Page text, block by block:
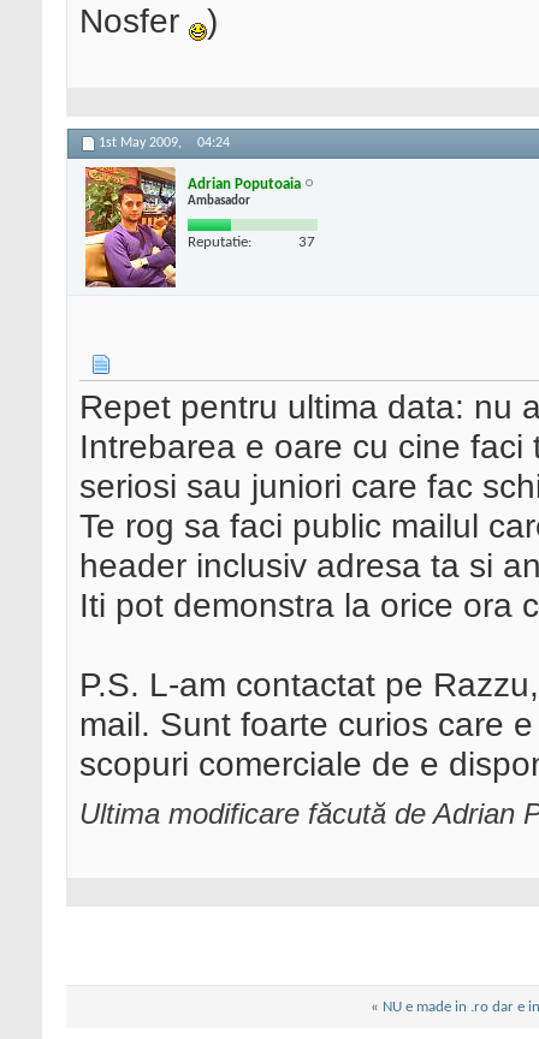
Nosfer )
1st May 2009, 04:24
Adrian Poputoaia
Ambasador
Reputatie: 37
Repet pentru ultima data: nu
Intrebarea e oare cu cine
seriosi sau juniori care fac
Te rog sa faci public mailul
header inclusiv adresa ta si
Iti pot demonstra la orice ora
P.S. L-am contactat pe
mail. Sunt foarte curios care
scopuri comerciale de e
Ultima modificare făcută de Adrian
« NU e made in .ro dar e